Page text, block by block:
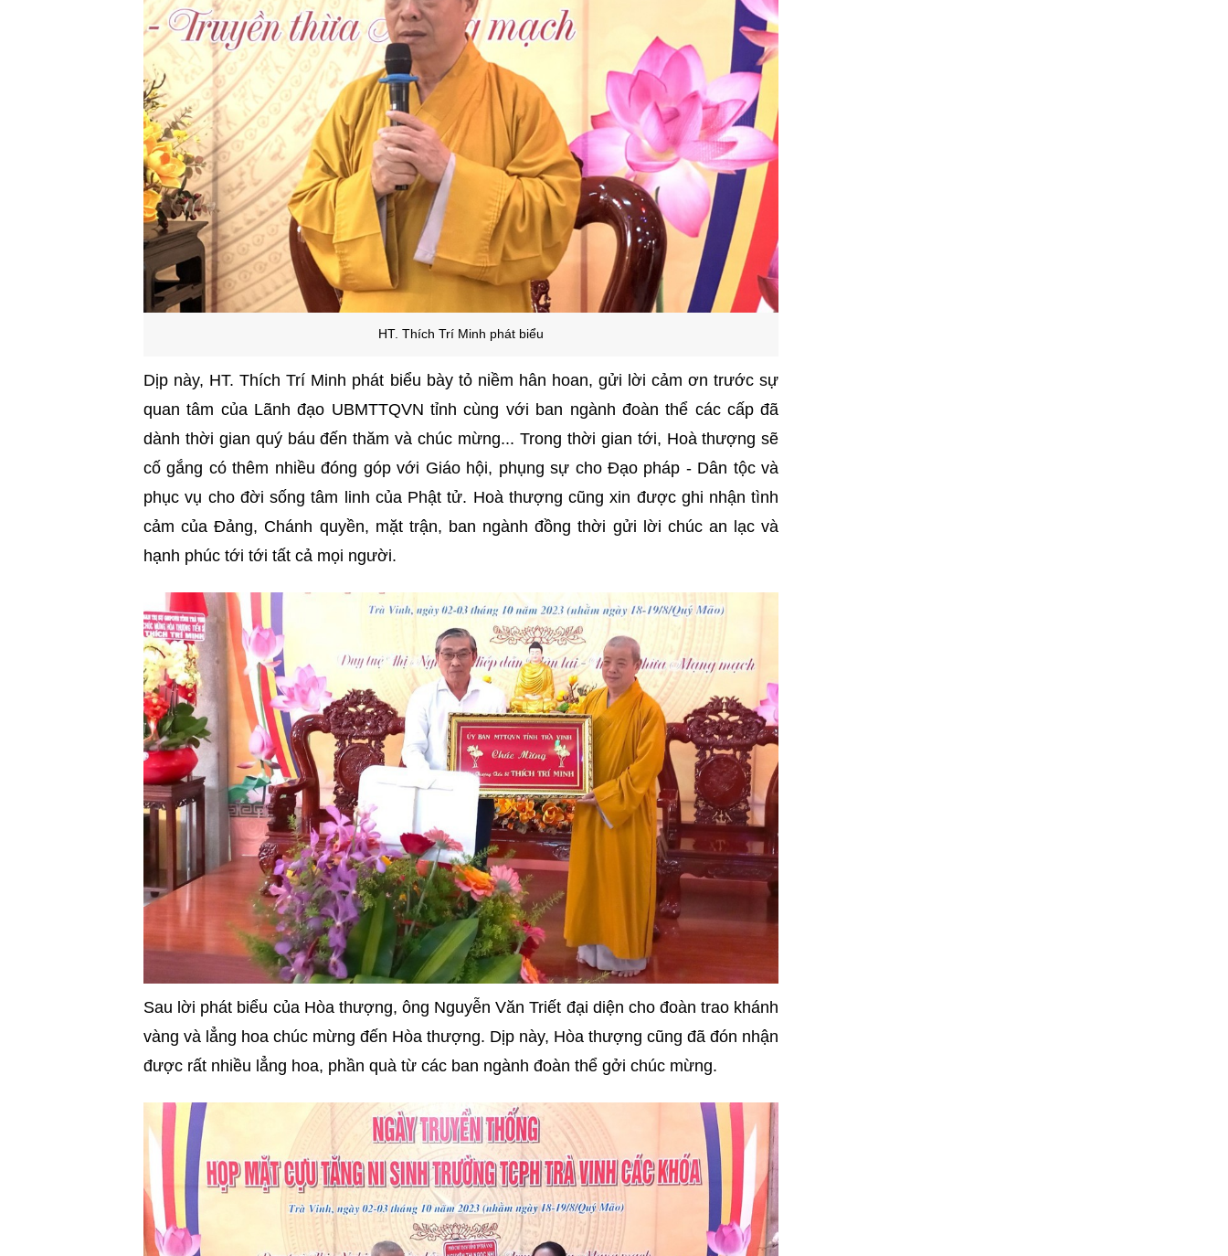
HT. Thích Trí Minh phát biểu
Dịp này, HT. Thích Trí Minh phát biểu bày tỏ niềm hân hoan, gửi lời cảm ơn trước sự
quan tâm của Lãnh đạo UBMTTQVN tỉnh cùng với ban ngành đoàn thể các cấp đã
dành thời gian quý báu đến thăm và chúc mừng... Trong thời gian tới, Hoà thượng sẽ
cố gắng có thêm nhiều đóng góp với Giáo hội, phụng sự cho Đạo pháp - Dân tộc và
phục vụ cho đời sống tâm linh của Phật tử. Hoà thượng cũng xin được ghi nhận tình
cảm của Đảng, Chánh quyền, mặt trận, ban ngành đồng thời gửi lời chúc an lạc và
hạnh phúc tới tới tất cả mọi người.
Sau lời phát biểu của Hòa thượng, ông Nguyễn Văn Triết đại diện cho đoàn trao khánh
vàng và lẳng hoa chúc mừng đến Hòa thượng. Dịp này, Hòa thượng cũng đã đón nhận
được rất nhiều lẳng hoa, phần quà từ các ban ngành đoàn thể gởi chúc mừng.